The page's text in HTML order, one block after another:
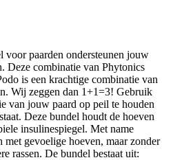
voor paarden ondersteunen jouw
Deze combinatie van Phytonics
is een krachtige combinatie van
Wij zeggen dan 1+1=3! Gebruik
van jouw paard op peil te houden
Deze bundel houdt de hoeven
insulinespiegel. Met name
met gevoelige hoeven, maar zonder
rassen. De bundel bestaat uit: